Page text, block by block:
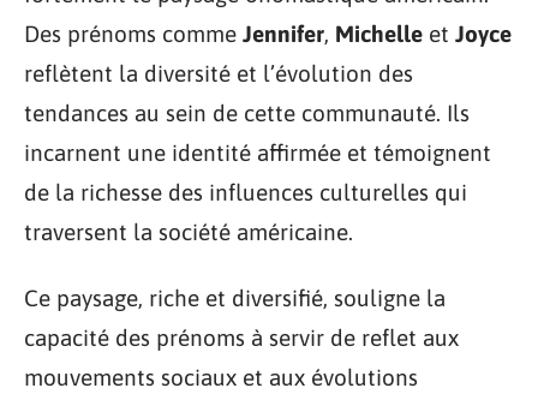
Des prénoms comme Jennifer, Michelle et Joyce
reflètent la diversité et l’évolution des
tendances au sein de cette communauté. Ils
incarnent une identité affirmée et témoignent
de la richesse des influences culturelles qui
traversent la société américaine.
Ce paysage, riche et diversifié, souligne la
capacité des prénoms à servir de reflet aux
mouvements sociaux et aux évolutions